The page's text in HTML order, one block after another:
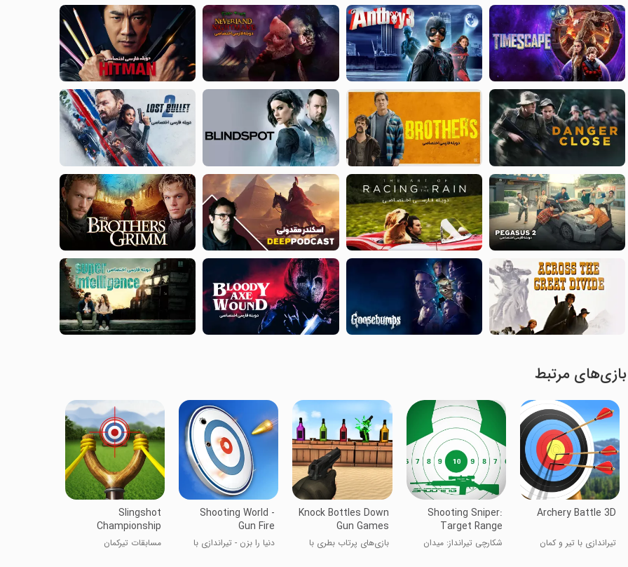
بازی‌های مرتبط
Archery Battle 3D
تیراندازی با تیر و کمان
Shooting Sniper:
Target Range
شکارچی تیرانداز: میدان
Knock Bottles Down
Gun Games
بازی‌های پرتاب بطری با
Shooting World -
Gun Fire
دنیا را بزن - تیراندازی با
Slingshot
Championship
مسابقات تیرکمان